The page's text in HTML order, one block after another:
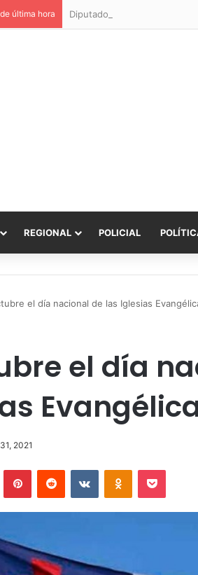
última hora
REGIONAL POLICIAL
el día nacional de las Iglesias
el día
2021
PinterestReddit VKontakteOdnoklassniki
Pocket